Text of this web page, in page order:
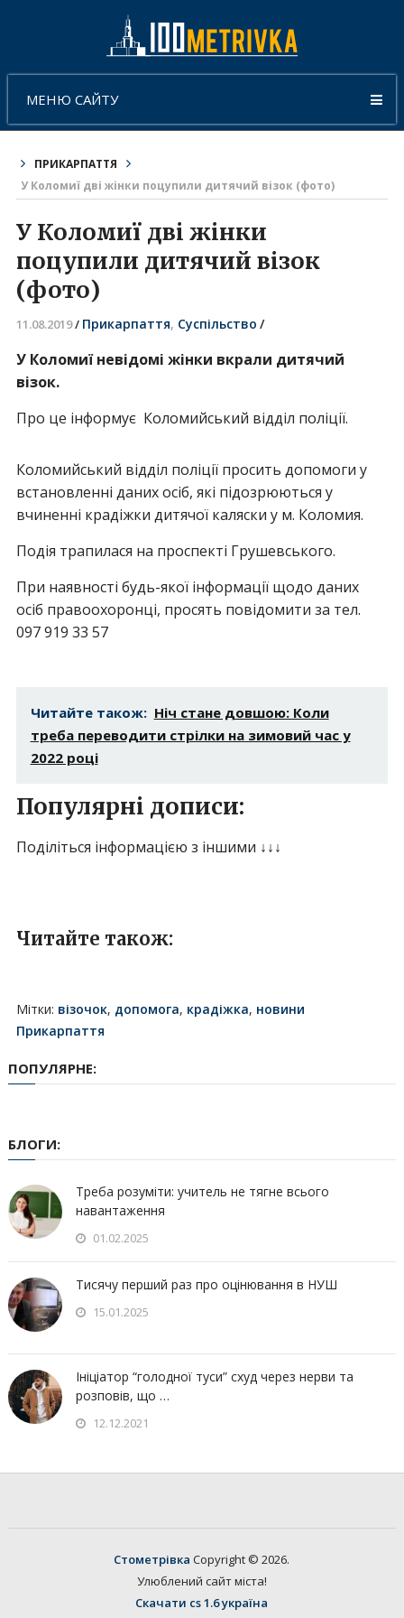
МЕНЮ САЙТУ
ПРИКАРПАТТЯ
У Коломиї дві жінки поцупили дитячий візок (фото)
У Коломиї дві жінки
поцупили дитячий візок
(фото)
11.08.2019/ Прикарпаття, Суспільство /
У Коломиї невідомі жінки вкрали дитячий
візок.
Про це інформує Коломийський відділ поліції.
Коломийський відділ поліції просить допомоги у
встановленні даних осіб, які підозрюються у
вчиненні крадіжки дитячої каляски у м. Коломия.
Подія трапилася на проспекті Грушевського.
При наявності будь-якої інформації щодо даних
осіб правоохоронці, просять повідомити за тел.
097 919 33 57
Читайте також: Ніч стане довшою: Коли
треба переводити стрілки на зимовий час у
2022 році
Популярні дописи:
Поділіться інформацією з іншими ↓↓↓
Читайте також:
Мітки: візочок, допомога, крадіжка, новини
Прикарпаття
ПОПУЛЯРНЕ:
БЛОГИ:
Треба розуміти: учитель не тягне всього
навантаження
01.02.2025
Тисячу перший раз про оцінювання в НУШ
15.01.2025
Ініціатор “голодної туси” схуд через нерви та
розповів, що …
12.12.2021
Стометрівка Copyright © 2026.
Улюблений сайт міста!
Скачати cs 1.6 україна